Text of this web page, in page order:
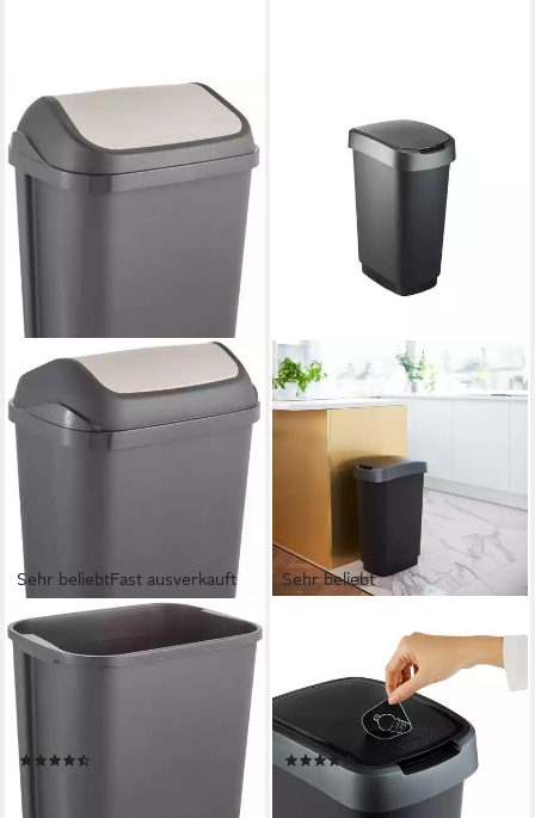
Sehr beliebtFast ausverkauft
KEEEPER
Mülleimer swantje,
25,50 €
lieferbar - in 6-8 Werktagen bei dir
Sehr beliebt
Mülleimer TWIST Abfalleimer
50l - 2-in-1 Deckel - ideal zur
Mülltrennung zuhause,
Sticker-Set für Mülltrennung
(51)
20,99 €
lieferbar - in 3-4 Werktagen bei dir